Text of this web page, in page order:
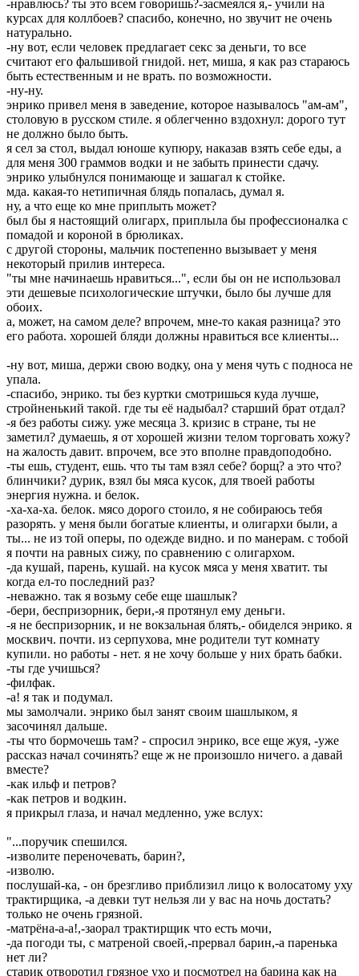
-нравлюсь? ты это всем говоришь?-засмеялся я,- учили на
курсах для коллбоев? спасибо, конечно, но звучит не очень
натурально.
-ну вот, если человек предлагает секс за деньги, то все
считают его фальшивой гнидой. нет, миша, я как раз стараюсь
быть естественным и не врать. по возможности.
-ну-ну.
энрико привел меня в заведение, которое называлось "ам-ам",
столовую в русском стиле. я облегченно вздохнул: дорого тут
не должно было быть.
я сел за стол, выдал юноше купюру, наказав взять себе еды, а
для меня 300 граммов водки и не забыть принести сдачу.
энрико улыбнулся понимающе и зашагал к стойке.
мда. какая-то нетипичная блядь попалась, думал я.
ну, а что еще ко мне приплыть может?
был бы я настоящий олигарх, приплыла бы профессионалка с
помадой и короной в брюликах.
с другой стороны, мальчик постепенно вызывает у меня
некоторый прилив интереса.
"ты мне начинаешь нравиться...", если бы он не использовал
эти дешевые психологические штучки, было бы лучше для
обоих.
а, может, на самом деле? впрочем, мне-то какая разница? это
его работа. хорошей бляди должны нравиться все клиенты...
-ну вот, миша, держи свою водку, она у меня чуть с подноса не
упала.
-спасибо, энрико. ты без куртки смотришься куда лучше,
стройненький такой. где ты её надыбал? старший брат отдал?
-я без работы сижу. уже месяца 3. кризис в стране, ты не
заметил? думаешь, я от хорошей жизни телом торговать хожу?
на жалость давит. впрочем, все это вполне правдоподобно.
-ты ешь, студент, ешь. что ты там взял себе? борщ? а это что?
блинчики? дурик, взял бы мяса кусок, для твоей работы
энергия нужна. и белок.
-ха-ха-ха. белок. мясо дорого стоило, я не собираюсь тебя
разорять. у меня были богатые клиенты, и олигархи были, а
ты... не из той оперы, по одежде видно. и по манерам. с тобой
я почти на равных сижу, по сравнению с олигархом.
-да кушай, парень, кушай. на кусок мяса у меня хватит. ты
когда ел-то последний раз?
-неважно. так я возьму себе еще шашлык?
-бери, беспризорник, бери,-я протянул ему деньги.
-я не беспризорник, и не вокзальная блять,- обиделся энрико. я
москвич. почти. из серпухова, мне родители тут комнату
купили. но работы - нет. я не хочу больше у них брать бабки.
-ты где учишься?
-филфак.
-а! я так и подумал.
мы замолчали. энрико был занят своим шашлыком, я
засочинял дальше.
-ты что бормочешь там? - спросил энрико, все еще жуя, -уже
рассказ начал сочинять? еще ж не произошло ничего. а давай
вместе?
-как ильф и петров?
-как петров и водкин.
я прикрыл глаза, и начал медленно, уже вслух:
"...поручик спешился.
-изволите переночевать, барин?,
-изволю.
послушай-ка, - он брезгливо приблизил лицо к волосатому уху
трактирщика, -а девки тут нельзя ли у вас на ночь достать?
только не очень грязной.
-матрёна-а-а!,-заорал трактирщик что есть мочи,
-да погоди ты, с матреной своей,-прервал барин,-а паренька
нет ли?
старик отворотил грязное ухо и посмотрел на барина как на